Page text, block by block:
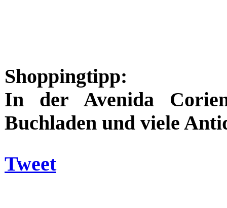
Shoppingtipp:
In der Avenida
Buchladen und viele
Tweet